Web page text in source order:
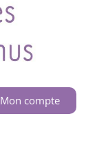
Mon compte